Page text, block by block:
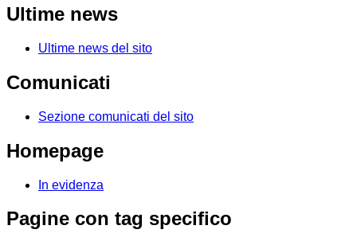
Ultime news
Ultime news del sito
Comunicati
Sezione comunicati del sito
Homepage
In evidenza
Pagine con tag specifico